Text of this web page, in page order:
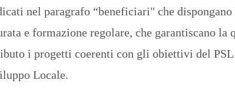
nel paragrafo “beneficiari" che
e formazione regolare, che garantiscano
i progetti coerenti con gli obiettivi del
Locale.